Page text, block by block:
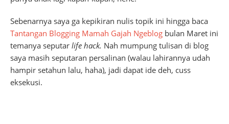
Sebenarnya saya ga kepikiran nulis topik ini hingga baca
Tantangan Blogging Mamah Gajah Ngeblog bulan Maret ini
temanya seputar life hack. Nah mumpung tulisan di blog
saya masih seputaran persalinan (walau lahirannya udah
hampir setahun lalu, haha), jadi dapat ide deh, cuss
eksekusi.